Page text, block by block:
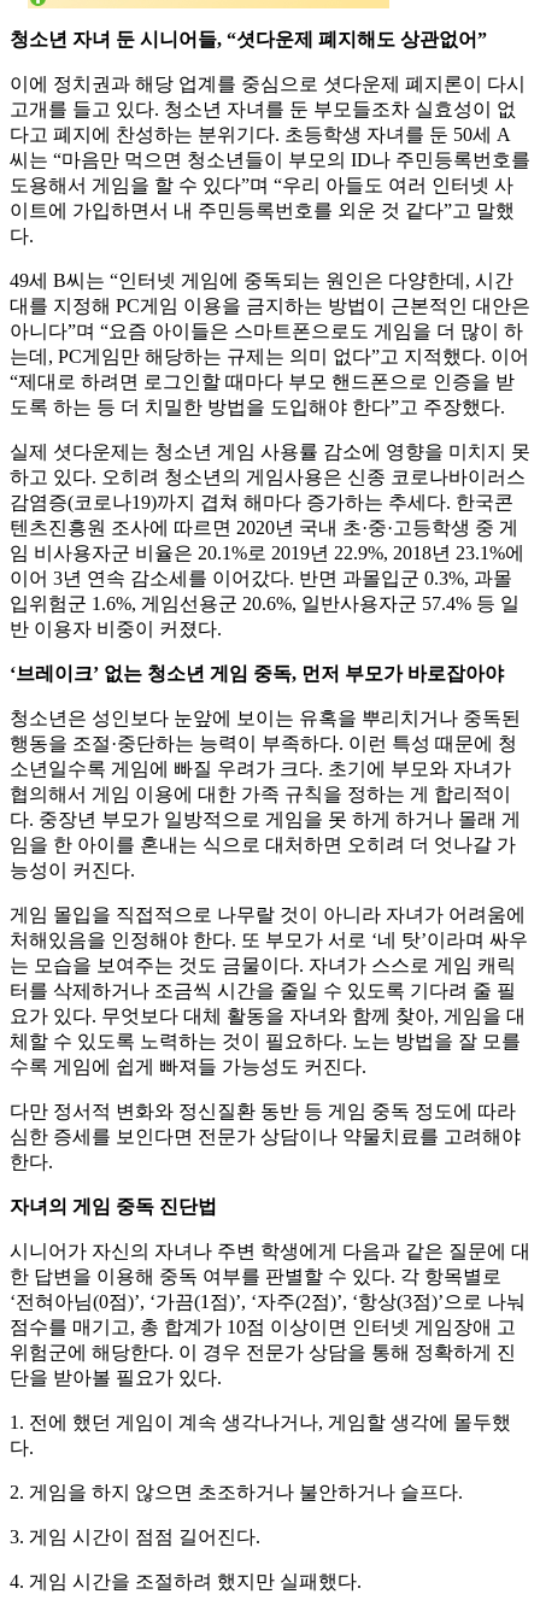
청소년 자녀 둔 시니어들, “셧다운제 폐지해도 상관없어”
이에 정치권과 해당 업계를 중심으로 셧다운제 폐지론이 다시
고개를 들고 있다. 청소년 자녀를 둔 부모들조차 실효성이 없
다고 폐지에 찬성하는 분위기다. 초등학생 자녀를 둔 50세 A
씨는 “마음만 먹으면 청소년들이 부모의 ID나 주민등록번호를
도용해서 게임을 할 수 있다”며 “우리 아들도 여러 인터넷 사
이트에 가입하면서 내 주민등록번호를 외운 것 같다”고 말했
다.
49세 B씨는 “인터넷 게임에 중독되는 원인은 다양한데, 시간
대를 지정해 PC게임 이용을 금지하는 방법이 근본적인 대안은
아니다”며 “요즘 아이들은 스마트폰으로도 게임을 더 많이 하
는데, PC게임만 해당하는 규제는 의미 없다”고 지적했다. 이어
“제대로 하려면 로그인할 때마다 부모 핸드폰으로 인증을 받
도록 하는 등 더 치밀한 방법을 도입해야 한다”고 주장했다.
실제 셧다운제는 청소년 게임 사용률 감소에 영향을 미치지 못
하고 있다. 오히려 청소년의 게임사용은 신종 코로나바이러스
감염증(코로나19)까지 겹쳐 해마다 증가하는 추세다. 한국콘
텐츠진흥원 조사에 따르면 2020년 국내 초·중·고등학생 중 게
임 비사용자군 비율은 20.1%로 2019년 22.9%, 2018년 23.1%에
이어 3년 연속 감소세를 이어갔다. 반면 과몰입군 0.3%, 과몰
입위험군 1.6%, 게임선용군 20.6%, 일반사용자군 57.4% 등 일
반 이용자 비중이 커졌다.
‘브레이크’ 없는 청소년 게임 중독, 먼저 부모가 바로잡아야
청소년은 성인보다 눈앞에 보이는 유혹을 뿌리치거나 중독된
행동을 조절·중단하는 능력이 부족하다. 이런 특성 때문에 청
소년일수록 게임에 빠질 우려가 크다. 초기에 부모와 자녀가
협의해서 게임 이용에 대한 가족 규칙을 정하는 게 합리적이
다. 중장년 부모가 일방적으로 게임을 못 하게 하거나 몰래 게
임을 한 아이를 혼내는 식으로 대처하면 오히려 더 엇나갈 가
능성이 커진다.
게임 몰입을 직접적으로 나무랄 것이 아니라 자녀가 어려움에
처해있음을 인정해야 한다. 또 부모가 서로 ‘네 탓’이라며 싸우
는 모습을 보여주는 것도 금물이다. 자녀가 스스로 게임 캐릭
터를 삭제하거나 조금씩 시간을 줄일 수 있도록 기다려 줄 필
요가 있다. 무엇보다 대체 활동을 자녀와 함께 찾아, 게임을 대
체할 수 있도록 노력하는 것이 필요하다. 노는 방법을 잘 모를
수록 게임에 쉽게 빠져들 가능성도 커진다.
다만 정서적 변화와 정신질환 동반 등 게임 중독 정도에 따라
심한 증세를 보인다면 전문가 상담이나 약물치료를 고려해야
한다.
자녀의 게임 중독 진단법
시니어가 자신의 자녀나 주변 학생에게 다음과 같은 질문에 대
한 답변을 이용해 중독 여부를 판별할 수 있다. 각 항목별로
‘전혀아님(0점)’, ‘가끔(1점)’, ‘자주(2점)’, ‘항상(3점)’으로 나눠
점수를 매기고, 총 합계가 10점 이상이면 인터넷 게임장애 고
위험군에 해당한다. 이 경우 전문가 상담을 통해 정확하게 진
단을 받아볼 필요가 있다.
1. 전에 했던 게임이 계속 생각나거나, 게임할 생각에 몰두했
다.
2. 게임을 하지 않으면 초조하거나 불안하거나 슬프다.
3. 게임 시간이 점점 길어진다.
4. 게임 시간을 조절하려 했지만 실패했다.